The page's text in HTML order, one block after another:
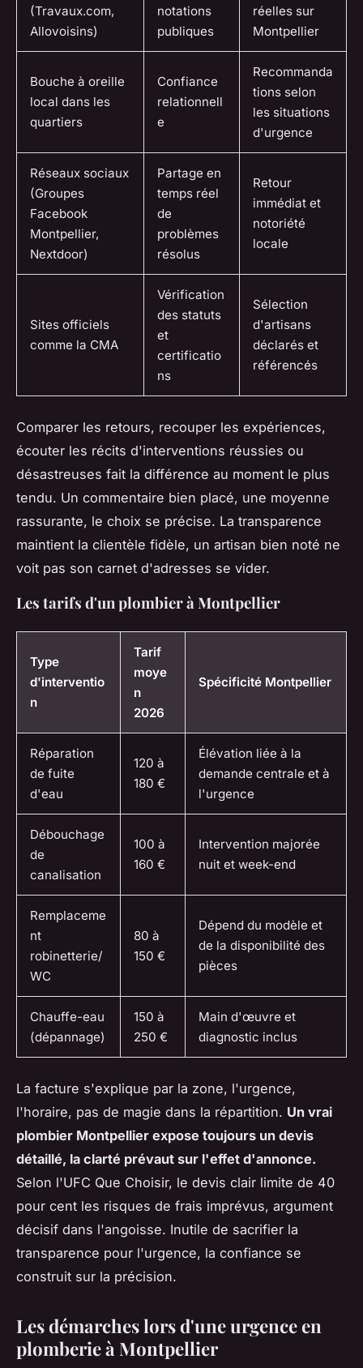
(Travaux.com,
Allovoisins)
notations
publiques
réelles sur
Montpellier
Bouche à oreille
local dans les
quartiers
Confiance
relationnell
e
Recommanda
tions selon
les situations
d'urgence
Réseaux sociaux
(Groupes
Facebook
Montpellier,
Nextdoor)
Partage en
temps réel
de
problèmes
résolus
Retour
immédiat et
notoriété
locale
Sites officiels
comme la CMA
Vérification
des statuts
et
certificatio
ns
Sélection
d'artisans
déclarés et
référencés
Comparer les retours, recouper les expériences,
écouter les récits d'interventions réussies ou
désastreuses fait la différence au moment le plus
tendu. Un commentaire bien placé, une moyenne
rassurante, le choix se précise. La transparence
maintient la clientèle fidèle, un artisan bien noté ne
voit pas son carnet d'adresses se vider.
Les tarifs d'un plombier à Montpellier
Type
d'interventio
n
Tarif
moye
n
2026
Spécificité Montpellier
Réparation
de fuite
d'eau
120 à
180 €
Élévation liée à la
demande centrale et à
l'urgence
Débouchage
de
canalisation
100 à
160 €
Intervention majorée
nuit et week-end
Remplaceme
nt
robinetterie/
WC
80 à
150 €
Dépend du modèle et
de la disponibilité des
pièces
Chauffe-eau
(dépannage)
150 à
250 €
Main d'œuvre et
diagnostic inclus
La facture s'explique par la zone, l'urgence,
l'horaire, pas de magie dans la répartition. Un vrai
plombier Montpellier expose toujours un devis
détaillé, la clarté prévaut sur l'effet d'annonce.
Selon l'UFC Que Choisir, le devis clair limite de 40
pour cent les risques de frais imprévus, argument
décisif dans l'angoisse. Inutile de sacrifier la
transparence pour l'urgence, la confiance se
construit sur la précision.
Les démarches lors d'une urgence en
plomberie à Montpellier